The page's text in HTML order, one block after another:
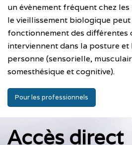
un évènement fréquent chez
le vieillissement biologique
fonctionnement des différentes
interviennent dans la posture et
personne (sensorielle,
somesthésique et cognitive).
Pour les professionnels
Accès direct